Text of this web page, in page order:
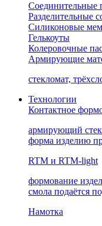
Соединительные
Разделительные
Силиконовые
Гелькоуты
Колеровочные
Армирующие
стекломат,
Технологии
Контактное
армирующий
форма изделию
RTM и RTM-light
формование
смола подаётся
Намотка